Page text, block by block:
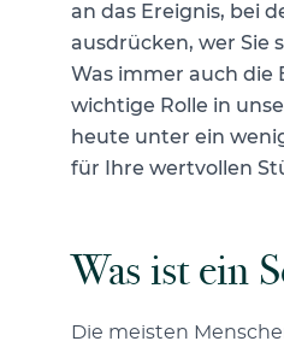
an das Ereignis, bei
ausdrücken, wer Sie
Was immer auch die
wichtige Rolle in
heute unter ein
für Ihre wertvollen
Was ist ein
Die meisten